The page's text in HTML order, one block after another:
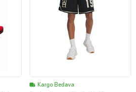
Kargo Bedava